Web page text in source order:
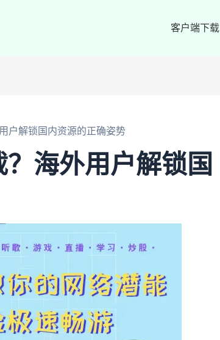
客户端下载
户解锁国内资源的正确姿势
海外用户解锁国